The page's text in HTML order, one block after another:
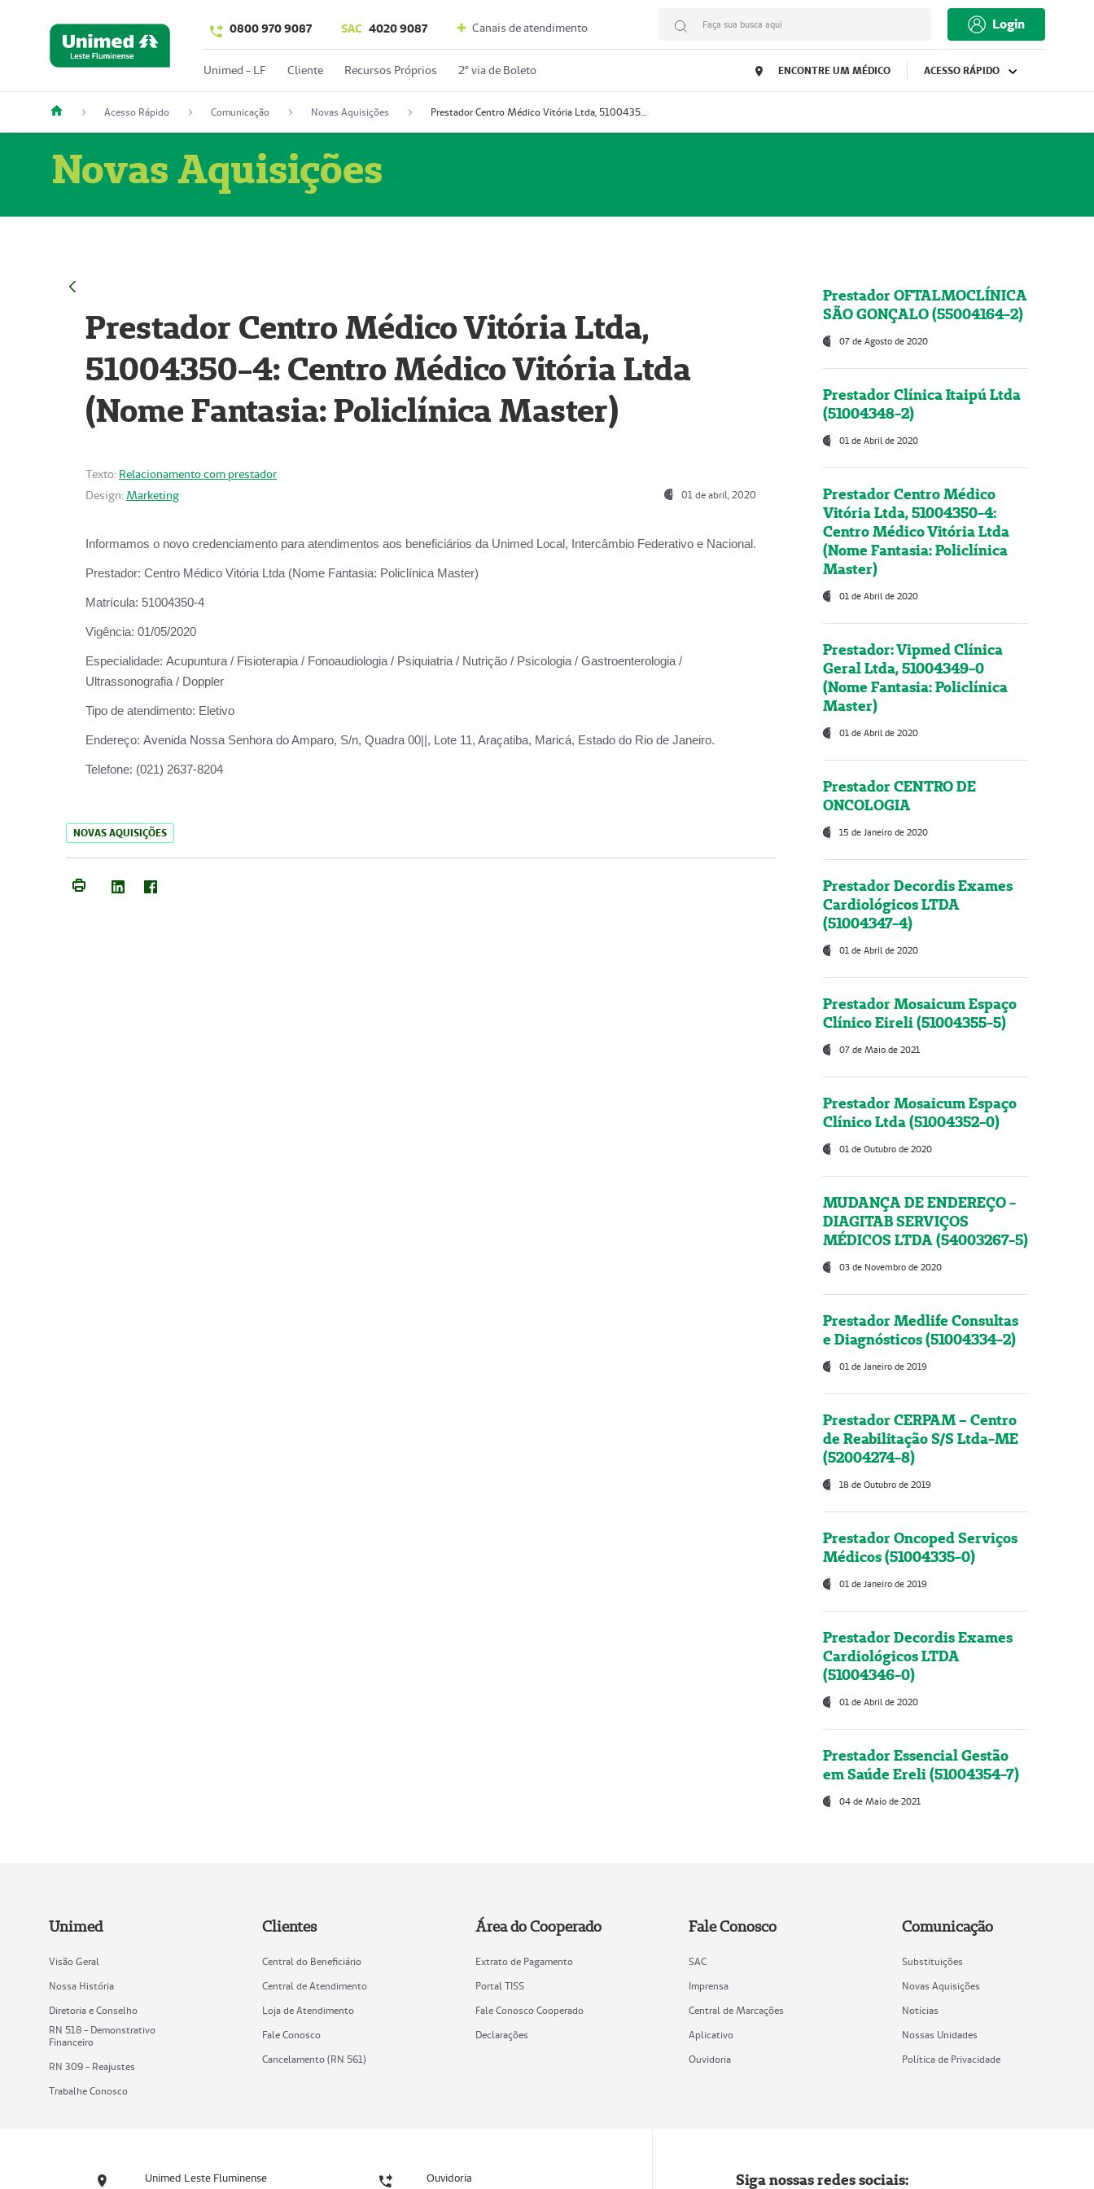
0800 970 9087 SAC 4020 9087 Canais de atendimento Faça sua busca aqui Login
Unimed - LF Cliente Recursos Próprios 2º via de Boleto ENCONTRE UM MÉDICO ACESSO RÁPIDO
Acesso Rápido Comunicação Novas Aquisições Prestador Centro Médico Vitória Ltda, 51004350-4: Centro Médico Vitória Ltda (Nome Fantasia: Policlínica Master)
Novas Aquisições
Prestador Centro Médico Vitória Ltda,
51004350-4: Centro Médico Vitória Ltda
(Nome Fantasia: Policlínica Master)
Texto: Relacionamento com prestador
Design: Marketing 01 de abril, 2020
Informamos o novo credenciamento para atendimentos aos beneficiários da Unimed Local, Intercâmbio Federativo e Nacional.
Prestador: Centro Médico Vitória Ltda (Nome Fantasia: Policlínica Master)
Matrícula: 51004350-4
Vigência: 01/05/2020
Especialidade: Acupuntura / Fisioterapia / Fonoaudiologia / Psiquiatria / Nutrição / Psicologia / Gastroenterologia /
Ultrassonografia / Doppler
Tipo de atendimento: Eletivo
Endereço: Avenida Nossa Senhora do Amparo, S/n, Quadra 00||, Lote 11, Araçatiba, Maricá, Estado do Rio de Janeiro.
Telefone: (021) 2637-8204
NOVAS AQUISIÇÕES
Prestador OFTALMOCLÍNICA
SÃO GONÇALO (55004164-2)
07 de Agosto de 2020
Prestador Clínica Itaipú Ltda
(51004348-2)
01 de Abril de 2020
Prestador Centro Médico
Vitória Ltda, 51004350-4:
Centro Médico Vitória Ltda
(Nome Fantasia: Policlínica
Master)
01 de Abril de 2020
Prestador: Vipmed Clínica
Geral Ltda, 51004349-0
(Nome Fantasia: Policlínica
Master)
01 de Abril de 2020
Prestador CENTRO DE
ONCOLOGIA
15 de Janeiro de 2020
Prestador Decordis Exames
Cardiológicos LTDA
(51004347-4)
01 de Abril de 2020
Prestador Mosaicum Espaço
Clínico Eireli (51004355-5)
07 de Maio de 2021
Prestador Mosaicum Espaço
Clínico Ltda (51004352-0)
01 de Outubro de 2020
MUDANÇA DE ENDEREÇO -
DIAGITAB SERVIÇOS
MÉDICOS LTDA (54003267-5)
03 de Novembro de 2020
Prestador Medlife Consultas
e Diagnósticos (51004334-2)
01 de Janeiro de 2019
Prestador CERPAM – Centro
de Reabilitação S/S Ltda-ME
(52004274-8)
18 de Outubro de 2019
Prestador Oncoped Serviços
Médicos (51004335-0)
01 de Janeiro de 2019
Prestador Decordis Exames
Cardiológicos LTDA
(51004346-0)
01 de Abril de 2020
Prestador Essencial Gestão
em Saúde Ereli (51004354-7)
04 de Maio de 2021
Unimed
Visão Geral
Nossa História
Diretoria e Conselho
RN 518 - Demonstrativo
Financeiro
RN 309 - Reajustes
Trabalhe Conosco
Clientes
Central do Beneficiário
Central de Atendimento
Loja de Atendimento
Fale Conosco
Cancelamento (RN 561)
Área do Cooperado
Extrato de Pagamento
Portal TISS
Fale Conosco Cooperado
Declarações
Fale Conosco
SAC
Imprensa
Central de Marcações
Aplicativo
Ouvidoria
Comunicação
Substituições
Novas Aquisições
Notícias
Nossas Unidades
Política de Privacidade
Unimed Leste Fluminense Ouvidoria Siga nossas redes sociais: